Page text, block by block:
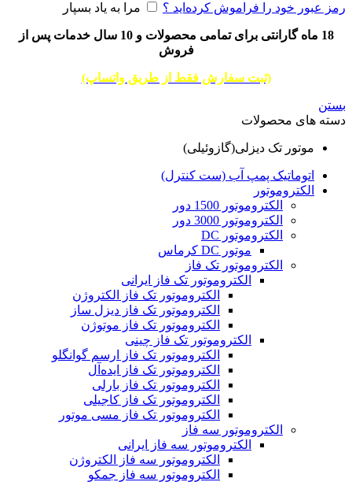
رمز عبور خود را فراموش کرده‌اید ؟ مرا به یاد بسپار
18 ماه گارانتی برای تمامی محصولات و 10 سال خدمات پس از
فروش
(ثبت سفارش فقط از طریق واتساپ)
بستن
دسته های محصولات
موتور تک دیزلی(گازوئیلی)
اتوماتیک پمپ آب (ست کنترل)
الکتروموتور
الکتروموتور 1500 دور
الکتروموتور 3000 دور
الکتروموتور DC
موتور DC کرماس
الکتروموتور تک فاز
الکتروموتور تک فاز ایرانی
الکتروموتور تک فاز الکتروژن
الکتروموتور تک فاز دیزل ساز
الکتروموتور تک فاز موتوژن
الکتروموتور تک فاز چینی
الکتروموتور تک فاز ارسم گوانگلو
الکتروموتور تک فاز ایده‌آل
الکتروموتور تک فاز بارلی
الکتروموتور تک فاز کاجیلی
الکتروموتور تک فاز مسی موتور
الکتروموتور سه فاز
الکتروموتور سه فاز ایرانی
الکتروموتور سه فاز الکتروژن
الکتروموتور سه فاز جمکو